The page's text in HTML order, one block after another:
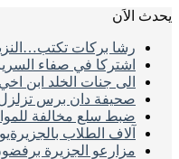
يحدث الاَن
رشا بركات
اشتركا في صفاء
الى جنات الخلد ابن
صحيفة دان برس تزلزل
ضبط سلع مخالفة
آلاف الطلاب
مزارعو الجزيرة